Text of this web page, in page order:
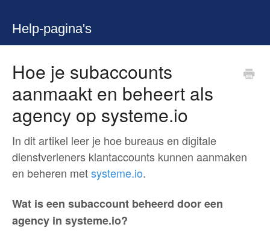
Help-pagina's
Hoe je subaccounts
aanmaakt en beheert als
agency op systeme.io
In dit artikel leer je hoe bureaus en digitale
dienstverleners klantaccounts kunnen aanmaken
en beheren metsysteme.io.
Wat is een subaccount beheerd door een
agency in systeme.io?